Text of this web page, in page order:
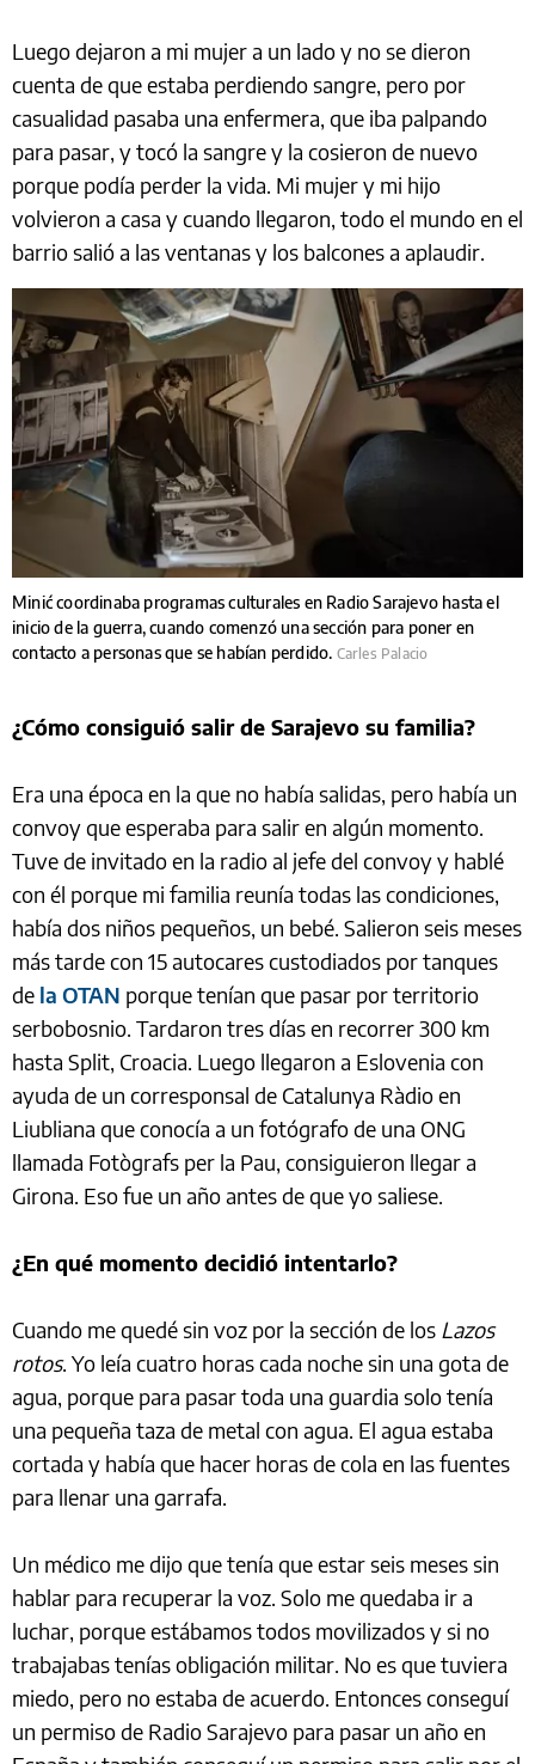
Luego dejaron a mi mujer a un lado y no se dieron
cuenta de que estaba perdiendo sangre, pero por
casualidad pasaba una enfermera, que iba palpando
para pasar, y tocó la sangre y la cosieron de nuevo
porque podía perder la vida. Mi mujer y mi hijo
volvieron a casa y cuando llegaron, todo el mundo en el
barrio salió a las ventanas y los balcones a aplaudir.
Minić coordinaba programas culturales en Radio Sarajevo hasta el
inicio de la guerra, cuando comenzó una sección para poner en
contacto a personas que se habían perdido. Carles Palacio
¿Cómo consiguió salir de Sarajevo su familia?
Era una época en la que no había salidas, pero había un
convoy que esperaba para salir en algún momento.
Tuve de invitado en la radio al jefe del convoy y hablé
con él porque mi familia reunía todas las condiciones,
había dos niños pequeños, un bebé. Salieron seis meses
más tarde con 15 autocares custodiados por tanques
de la OTAN porque tenían que pasar por territorio
serbobosnio. Tardaron tres días en recorrer 300 km
hasta Split, Croacia. Luego llegaron a Eslovenia con
ayuda de un corresponsal de Catalunya Ràdio en
Liubliana que conocía a un fotógrafo de una ONG
llamada Fotògrafs per la Pau, consiguieron llegar a
Girona. Eso fue un año antes de que yo saliese.
¿En qué momento decidió intentarlo?
Cuando me quedé sin voz por la sección de los Lazos
rotos. Yo leía cuatro horas cada noche sin una gota de
agua, porque para pasar toda una guardia solo tenía
una pequeña taza de metal con agua. El agua estaba
cortada y había que hacer horas de cola en las fuentes
para llenar una garrafa.
Un médico me dijo que tenía que estar seis meses sin
hablar para recuperar la voz. Solo me quedaba ir a
luchar, porque estábamos todos movilizados y si no
trabajabas tenías obligación militar. No es que tuviera
miedo, pero no estaba de acuerdo. Entonces conseguí
un permiso de Radio Sarajevo para pasar un año en